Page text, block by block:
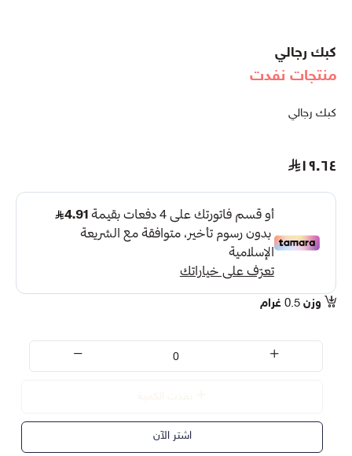
كبك رجالي
منتجات نفدت
كبك رجالي
١٩.٦٤
وزن 0.5 غرام
اشتر الآن